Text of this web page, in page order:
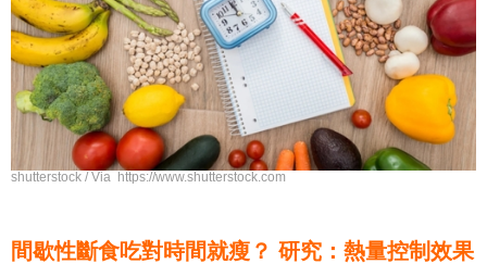
shutterstock / Via https://www.shutterstock.com
間歇性斷食吃對時間就瘦？ 研究：熱量控制效果